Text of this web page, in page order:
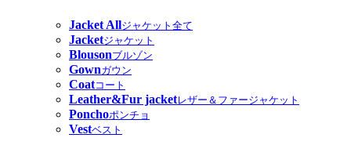
Jacket Allジャケット全て
Jacketジャケット
Blousonブルゾン
Gownガウン
Coatコート
Leather&Fur jacketレザー＆ファージャケット
Ponchoポンチョ
Vestベスト